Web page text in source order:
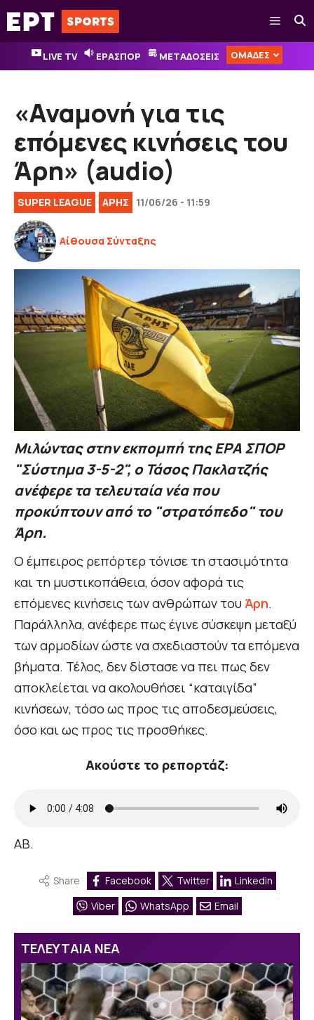
Μετάβαση
σε
περιεχόμενο
Μενού
LIVE TV ΕΡΑΣΠΟΡ ΜΕΤΑΔΟΣΕΙΣ ΟΜΑΔΕΣ
«Αναμονή για τις
επόμενες κινήσεις του
Άρη» (audio)
SUPER LEAGUE ΑΡΗΣ 11/06/26 - 11:59
Αίθουσα Σύνταξης
Μιλώντας στην εκπομπή της ΕΡΑ ΣΠΟΡ
"Σύστημα 3-5-2", ο Τάσος Πακλατζής
ανέφερε τα τελευταία νέα που
προκύπτουν από το "στρατόπεδο" του
Άρη.
Ο έμπειρος ρεπόρτερ τόνισε τη στασιμότητα
και τη μυστικοπάθεια, όσον αφορά τις
επόμενες κινήσεις των ανθρώπων του Άρη.
Παράλληλα, ανέφερε πως έγινε σύσκεψη μεταξύ
των αρμοδίων ώστε να σχεδιαστούν τα επόμενα
βήματα. Τέλος, δεν δίστασε να πει πως δεν
αποκλείεται να ακολουθήσει “καταιγίδα”
κινήσεων, τόσο ως προς τις αποδεσμεύσεις,
όσο και ως προς τις προσθήκες.
Ακούστε το ρεπορτάζ:
ΑΒ.
Share Facebook Twitter
Linkedin
Viber
WhatsApp Email
ΤΕΛΕΥΤΑΙΑ ΝΕΑ